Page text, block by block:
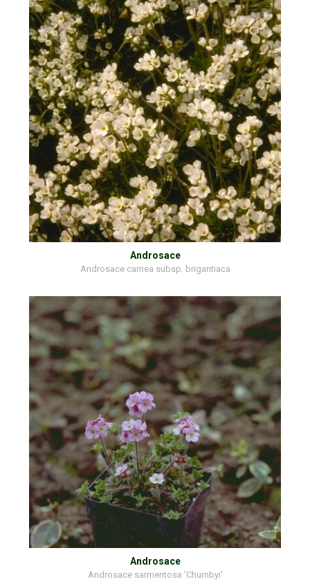
Androsace
Androsace carnea subsp. brigantiaca
Androsace
Androsace sarmentosa 'Chumbyi'